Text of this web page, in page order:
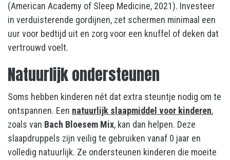
(American Academy of Sleep Medicine, 2021). Investeer
in verduisterende gordijnen, zet schermen minimaal een
uur voor bedtijd uit en zorg voor een knuffel of deken dat
vertrouwd voelt.
Natuurlijk ondersteunen
Soms hebben kinderen nét dat extra steuntje nodig om te
ontspannen. Een natuurlijk slaapmiddel voor kinderen,
zoals van Bach Bloesem Mix, kan dan helpen. Deze
slaapdruppels zijn veilig te gebruiken vanaf 0 jaar en
volledig natuurlijk. Ze ondersteunen kinderen die moeite